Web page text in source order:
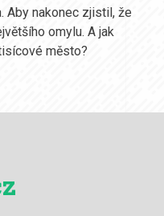
Aby nakonec zjistil, že
omylu. A jak
město?